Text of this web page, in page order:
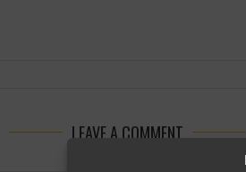
LEAVE A COMMENT